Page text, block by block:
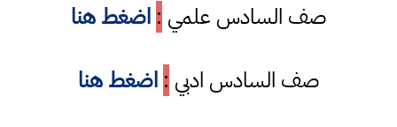
صف السادس علمي : اضغط هنا
صف السادس ادبي : اضغط هنا